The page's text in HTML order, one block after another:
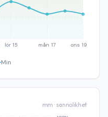
lör 15 mån 17 ons 19
Min
mm · sannolikhet